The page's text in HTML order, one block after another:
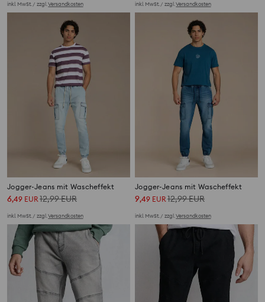
inkl. MwSt. / zzgl.Versandkosten inkl. MwSt. / zzgl.Versandkosten
Jogger-Jeans mit Wascheffekt
6,49 EUR 12,99EUR
inkl. MwSt. / zzgl.Versandkosten
Jogger-Jeans mit Wascheffekt
9,49 EUR 12,99EUR
inkl. MwSt. / zzgl.Versandkosten